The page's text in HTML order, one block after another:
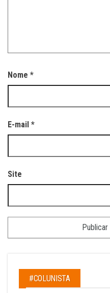
Nome *
E-mail *
Site
#COLUNISTA